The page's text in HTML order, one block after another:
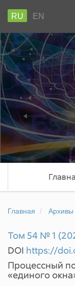
RU EN
Главная Архивы
Том 54 № 1
DOI https://
Процессный
«единого